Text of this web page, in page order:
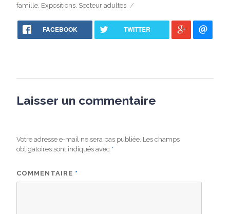
le
famille, Expositions, Secteur adultes
FACEBOOK TWITTER
Laisser un commentaire
Votre adresse e-mail ne sera pas publiée. Les champs
obligatoires sont indiqués avec *
COMMENTAIRE *